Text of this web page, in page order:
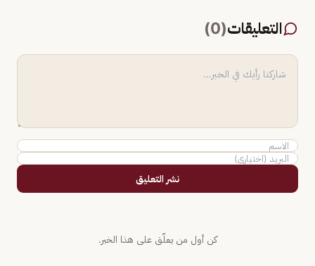
التعليقات(
0
)
نشر التعليق
كن أول من يعلّق على هذا الخبر.